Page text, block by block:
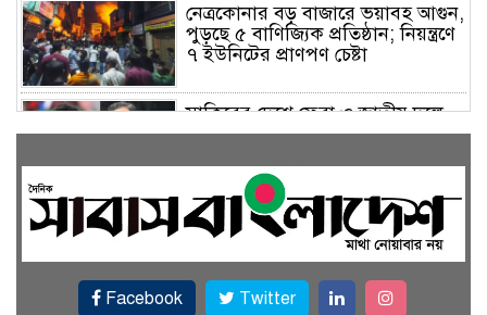
নেত্রকোনার বড় বাজারে ভয়াবহ আগুন,
পুড়ছে ৫ বাণিজ্যিক প্রতিষ্ঠান; নিয়ন্ত্রণে
৭ ইউনিটের প্রাণপণ চেষ্টা
সাকিবের দেশে ফেরা ও জাতীয় দলে
ফেরার সম্ভাবনা নেই, ইঙ্গিত ক্রীড়া
ফেসবুকে যুক্ত হলো বিকাশ, সহজ
হলো ডিজিটাল পেমেন্ট
Facebook
Twitter